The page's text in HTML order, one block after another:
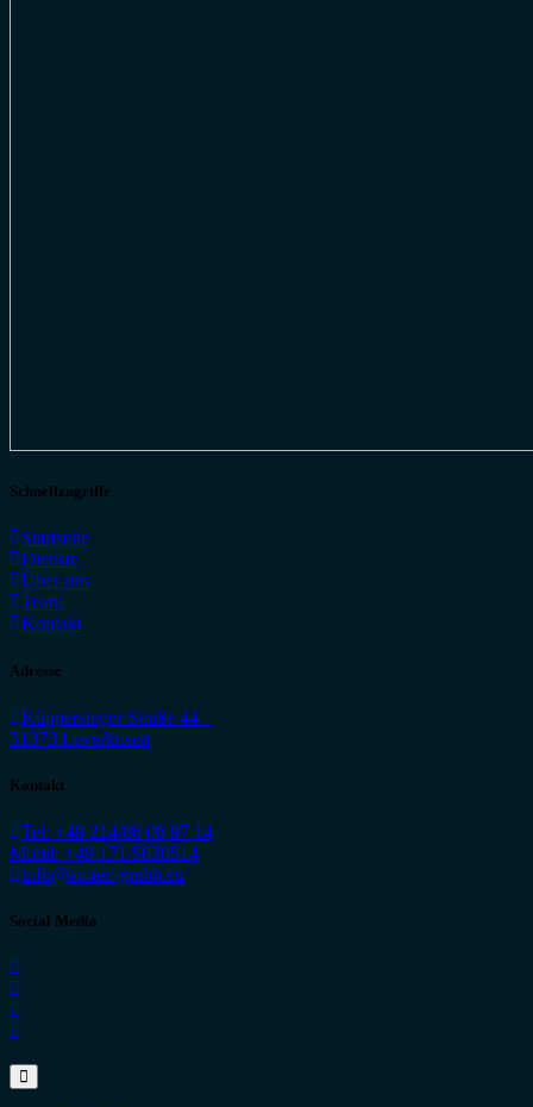
Schnellzugriffe
Startseite
Dienste
Über uns
Team
Kontakt
Adresse
Küppersteger Straße 44
51373 Leverkusen
Kontakt
Tel: +49 214/86 08 97 14
Mobil: +49 171/5630514
info@amtec-gmbh.eu
Social Media